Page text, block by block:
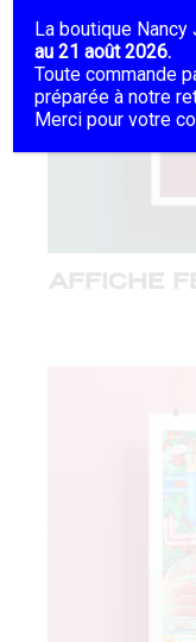
AFFICHE
La boutique
au 21 août 2026.
Toute commande
préparée à notre
Merci pour votre